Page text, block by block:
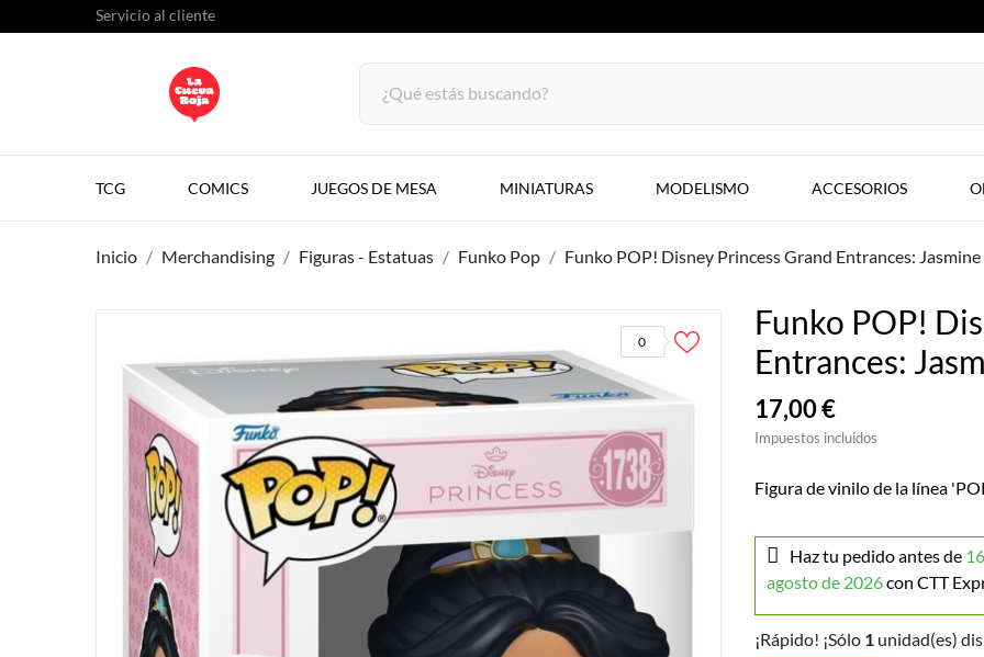
Servicio al cliente
TCG COMICS JUEGOS DE MESA MINIATURAS MODELISMO ACCESORIOS
Inicio Merchandising Figuras - Estatuas Funko Pop Funko POP! Disney Princess Grand Entrances:
0
Funko POP!
Entrances:
17,00 €
Impuestos incluidos
Figura de vinilo de la línea
Haz tu pedido antes de
agosto de 2026con CTT
¡Rápido! ¡Sólo 1 unidad(es)